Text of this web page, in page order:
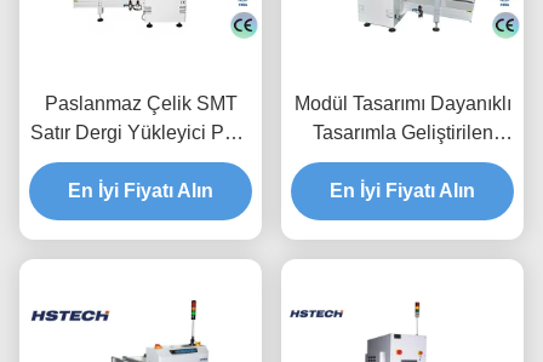
Paslanmaz Çelik SMT
Satır Dergi Yükleyici PCB
Taşıma Ekipmanı
En İyi Fiyatı Alın
Modül Tasarımı Dayanıklı
Tasarımla Geliştirilen
Dayanıklılık Hree Dergi
Racks Uygulama PCB
Dergi Açıcı
En İyi Fiyatı Alın